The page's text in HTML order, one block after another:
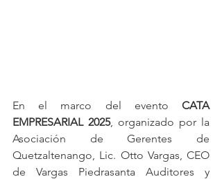
En el marco del evento CATA
EMPRESARIAL 2025, organizado por la
Asociación de Gerentes de
Quetzaltenango, Lic. Otto Vargas, CEO
de Vargas Piedrasanta Auditores y